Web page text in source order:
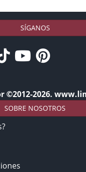
SÍGANOS
©2012-2026.
SOBRE NOSOTROS